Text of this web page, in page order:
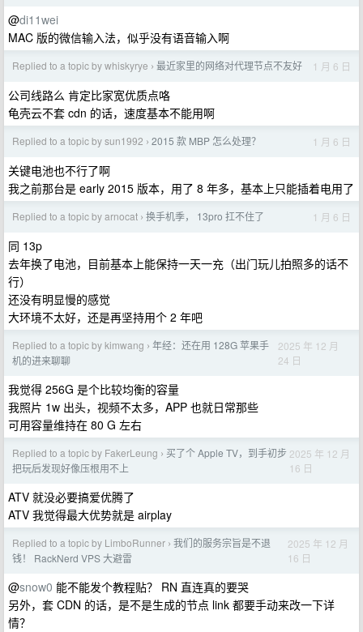
@di11wei
MAC 版的微信输入法，似乎没有语音输入啊
Replied to a topic by whiskyrye › 最近家里的网络对代理节点不友好 1 月 6 日
公司线路么 肯定比家宽优质点咯
龟壳云不套 cdn 的话，速度基本不能用啊
Replied to a topic by sun1992 › 2015 款 MBP 怎么处理？ 1 月 6 日
关键电池也不行了啊
我之前那台是 early 2015 版本，用了 8 年多，基本上只能插着电用了
Replied to a topic by arnocat › 换手机季， 13pro 扛不住了 1 月 6 日
同 13p
去年换了电池，目前基本上能保持一天一充（出门玩儿拍照多的话不
行）
还没有明显慢的感觉
大环境不太好，还是再坚持用个 2 年吧
Replied to a topic by kimwang › 年经：还在用 128G 苹果手
机的进来聊聊
2025 年 12 月
24 日
我觉得 256G 是个比较均衡的容量
我照片 1w 出头，视频不太多，APP 也就日常那些
可用容量维持在 80 G 左右
Replied to a topic by FakerLeung › 买了个 Apple TV，到手初步
把玩后发现好像压根用不上
2025 年 12 月
16 日
ATV 就没必要搞爱优腾了
ATV 我觉得最大优势就是 airplay
Replied to a topic by LimboRunner › 我们的服务宗旨是不退
钱！ RackNerd VPS 大避雷
2025 年 12 月
16 日
@snow0 能不能发个教程贴？ RN 直连真的要哭
另外，套 CDN 的话，是不是生成的节点 link 都要手动来改一下详
情？